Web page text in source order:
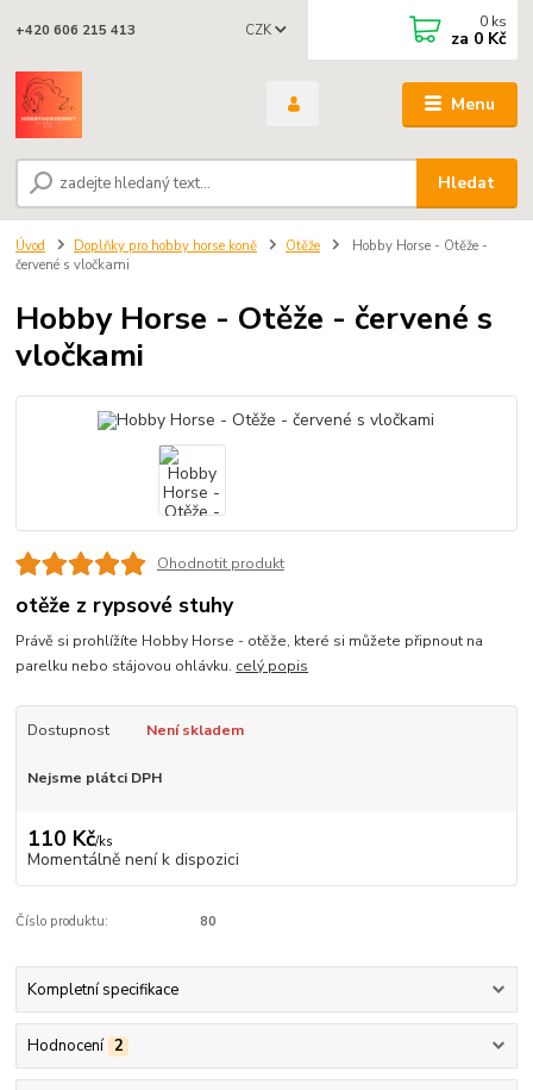
Menu
CZK
Hledat
+420 606 215 413 0 ks
za 0 Kč
Úvod Doplňky pro hobby horse koně Otěže
Hobby Horse - Otěže -
červené s vločkami
Hobby Horse - Otěže - červené s
vločkami
Ohodnotit produkt
otěže z rypsové stuhy
Právě si prohlížíte Hobby Horse - otěže, které si můžete připnout na
parelku nebo stájovou ohlávku. celý popis
Dostupnost Není skladem
Nejsme plátci DPH
110 Kč/ks
Momentálně není k dispozici
Číslo produktu: 80
Kompletní specifikace
Hodnocení 2